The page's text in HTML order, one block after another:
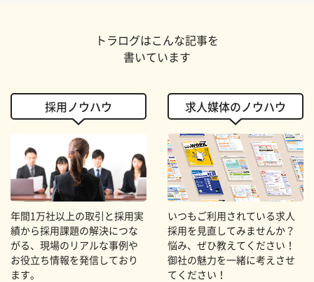
トラログはこんな記事を
書いています
採用ノウハウ
年間1万社以上の取引と採用実
績から採用課題の解決につな
がる、現場のリアルな事例や
お役立ち情報を発信しており
ます。
求人媒体のノウハウ
いつもご利用されている求人
採用を見直してみませんか？
悩み、ぜひ教えてください！
御社の魅力を一緒に考えさせ
てください！